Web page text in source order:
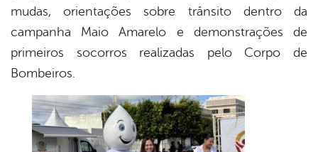
mudas, orientações sobre trânsito dentro da
campanha Maio Amarelo e demonstrações de
primeiros socorros realizadas pelo Corpo de
Bombeiros.